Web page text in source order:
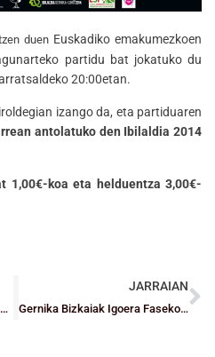
duen Euskadiko emakumezkoen
partidu bat jokatuko du
20:00etan.
izango da, eta partiduaren
antolatuko den Ibilaldia 2014
1,00€-koa eta helduentza 3,00€-
Zornotzak Urrezko Adecco Ligara igotzeko playoff-ak jokatuko ditu
JARRAIAN
Gernika Bizkaiak Igoera Faseko aurkariak eta ordutegiak ezagutzen ditu